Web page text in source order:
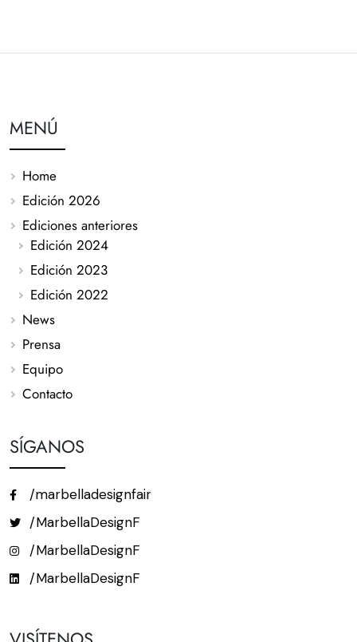
MENÚ
Home
Edición 2026
Ediciones anteriores
Edición 2024
Edición 2023
Edición 2022
News
Prensa
Equipo
Contacto
SÍGANOS
/marbelladesignfair
/MarbellaDesignF
/MarbellaDesignF
/MarbellaDesignF